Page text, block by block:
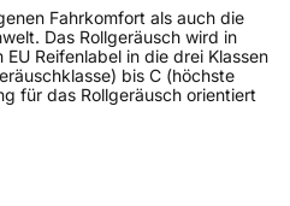
Fahrkomfort als auch die
Das Rollgeräusch wird in
Reifenlabel in die drei Klassen
bis C (höchste
für das Rollgeräusch orientiert